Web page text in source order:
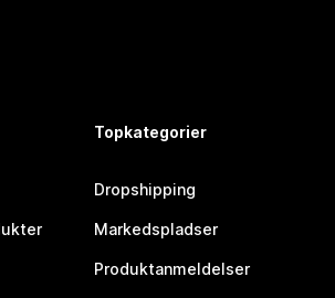
Topkategorier
Dropshipping
Markedspladser
Produktanmeldelser